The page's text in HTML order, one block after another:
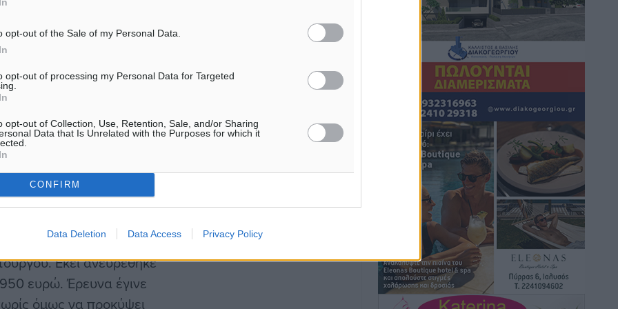
opt-out of the Sale of my Personal Data.
opt-out of processing my Personal Data for Targeted
opt-out of Collection, Use, Retention, Sale, and/or Sharing
Data that Is Unrelated with the Purposes for which it
CONFIRM
Data Deletion Data Access Privacy Policy
τρεις
κάνναβη. Η
η τρίτη 1.156, με το
ποσότητα που
βρέθηκε επίσης
καθώς και το
Λιμεναρχείο
του 27χρονου, η
Εκεί ανευρέθηκε
ευρώ. Έρευνα έγινε
όμως να προκύψει
Τοπικές Ειδήσεις• πριν 4 ώρες
Iατρικός Σύλλογος Ροδου προς Α.
Γεωργιάδη: Στρατηγικές Προτάσεις για
την Ενίσχυση της Δημόσιας Υγείας στη
Νησιωτική Ελλάδα και στα
Νοσοκομεία της Γ΄ Ζώνης
Τοπικές Ειδήσεις• πριν 4 ώρες
Πάνθηρες: Ξεκίνησαν αισιόδοξοι για
την παρθενική “πτήση” τους
Αθλητικά• πριν 5 ώρες
Άρης Αρχαγγέλου: Στο πλευρό του
άτυχου Ιάκωβου Θωμά
Αθλητικά• πριν 5 ώρες